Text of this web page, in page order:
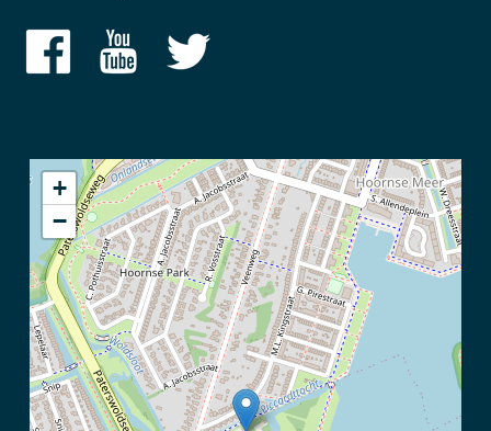
+
−